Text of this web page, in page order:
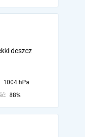
deszcz
1004 hPa
88%